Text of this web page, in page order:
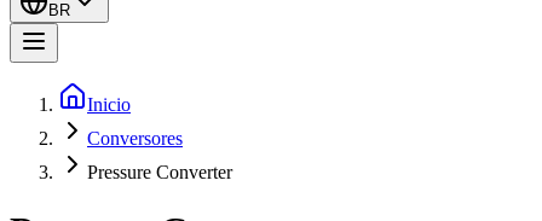
BR
Inicio
Conversores
Pressure Converter